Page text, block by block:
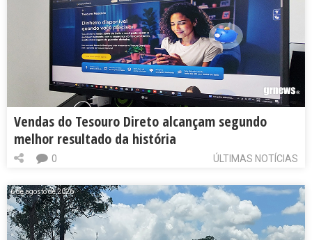
Vendas do Tesouro Direto alcançam segundo
melhor resultado da história
ÚLTIMAS NOTÍCIAS
0
6 de agosto de 2026